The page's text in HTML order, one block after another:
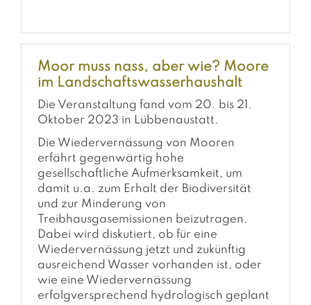
Moor muss nass, aber wie? Moore
im Landschaftswasserhaushalt
Die Veranstaltung fand vom 20. bis 21.
Oktober 2023 in Lübbenaustatt.
Die Wiedervernässung von Mooren
erfährt gegenwärtig hohe
gesellschaftliche Aufmerksamkeit, um
damit u.a. zum Erhalt der Biodiversität
und zur Minderung von
Treibhausgasemissionen beizutragen.
Dabei wird diskutiert, ob für eine
Wiedervernässung jetzt und zukünftig
ausreichend Wasser vorhanden ist, oder
wie eine Wiedervernässung
erfolgversprechend hydrologisch geplant